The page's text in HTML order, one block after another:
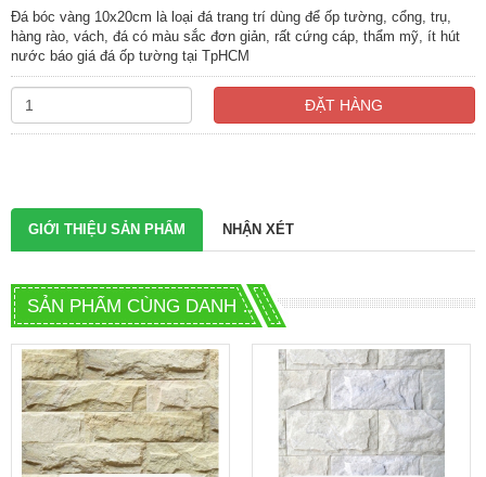
Đá bóc vàng 10x20cm là loại đá trang trí dùng để ốp tường, cổng, trụ,
hàng rào, vách, đá có màu sắc đơn giản, rất cứng cáp, thẩm mỹ, ít hút
nước báo giá đá ốp tường tại TpHCM
ĐẶT HÀNG
GIỚI THIỆU SẢN PHẨM NHẬN XÉT
SẢN PHẨM CÙNG DANH MỤC